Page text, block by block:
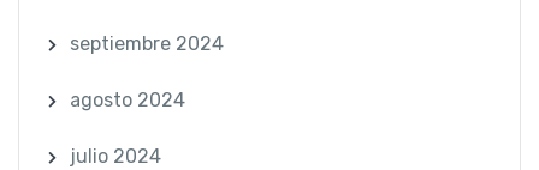
septiembre 2024
agosto 2024
julio 2024